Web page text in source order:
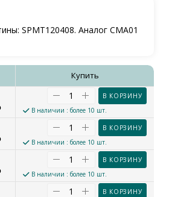
SPMT120408. Аналог CMA01
Купить
В КОРЗИНУ
В наличии : более 10 шт.
В КОРЗИНУ
В наличии : более 10 шт.
В КОРЗИНУ
В наличии : более 10 шт.
В КОРЗИНУ